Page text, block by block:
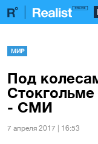
МИР
Под
Стокгольме
- СМИ
7 апреля 2017 | 16:53